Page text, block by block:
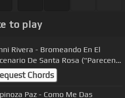
to play
Rivera - Bromeando En El
De Santa Rosa ("Parecen
Chords
Paz - Como Me Das